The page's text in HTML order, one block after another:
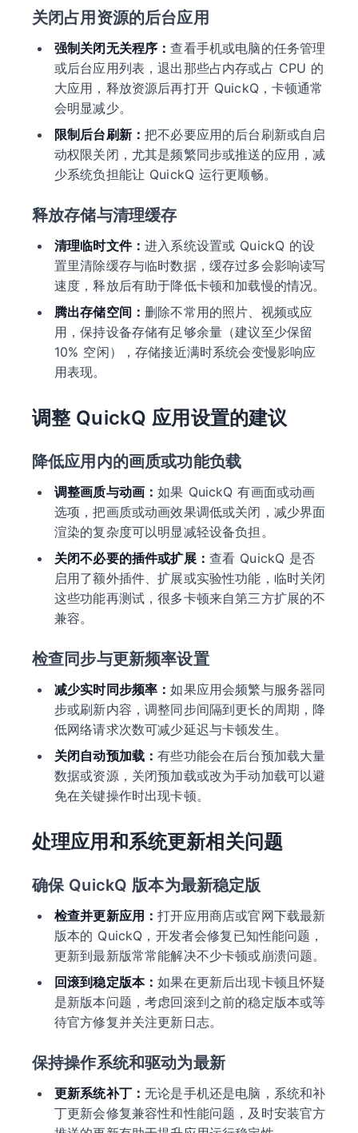
关闭占用资源的后台应用
强制关闭无关程序：查看手机或电脑的任务管理
或后台应用列表，退出那些占内存或占 CPU 的
大应用，释放资源后再打开 QuickQ，卡顿通常
会明显减少。
限制后台刷新：把不必要应用的后台刷新或自启
动权限关闭，尤其是频繁同步或推送的应用，减
少系统负担能让 QuickQ 运行更顺畅。
释放存储与清理缓存
清理临时文件：进入系统设置或 QuickQ 的设
置里清除缓存与临时数据，缓存过多会影响读写
速度，释放后有助于降低卡顿和加载慢的情况。
腾出存储空间：删除不常用的照片、视频或应
用，保持设备存储有足够余量（建议至少保留
10% 空闲），存储接近满时系统会变慢影响应
用表现。
调整 QuickQ 应用设置的建议
降低应用内的画质或功能负载
调整画质与动画：如果 QuickQ 有画面或动画
选项，把画质或动画效果调低或关闭，减少界面
渲染的复杂度可以明显减轻设备负担。
关闭不必要的插件或扩展： 查看 QuickQ 是否
启用了额外插件、扩展或实验性功能，临时关闭
这些功能再测试，很多卡顿来自第三方扩展的不
兼容。
检查同步与更新频率设置
减少实时同步频率：如果应用会频繁与服务器同
步或刷新内容，调整同步间隔到更长的周期，降
低网络请求次数可减少延迟与卡顿发生。
关闭自动预加载：有些功能会在后台预加载大量
数据或资源，关闭预加载或改为手动加载可以避
免在关键操作时出现卡顿。
处理应用和系统更新相关问题
确保 QuickQ 版本为最新稳定版
检查并更新应用：打开应用商店或官网下载最新
版本的 QuickQ，开发者会修复已知性能问题，
更新到最新版常常能解决不少卡顿或崩溃问题。
回滚到稳定版本：如果在更新后出现卡顿且怀疑
是新版本问题，考虑回滚到之前的稳定版本或等
待官方修复并关注更新日志。
保持操作系统和驱动为最新
更新系统补丁：无论是手机还是电脑，系统和补
丁更新会修复兼容性和性能问题，及时安装官方